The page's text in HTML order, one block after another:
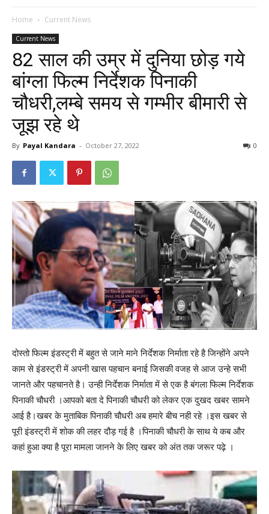
Home Current News
Current News
82 साल की उम्र में दुनिया छोड़ गये
बांग्ला फिल्म निर्देशक पिनाकी
चौधरी,लम्बे समय से गम्भीर बीमारी से
जूझ रहे थे
By Payal Kandara - October 27, 2022 0
दोस्तो फिल्म इंडस्ट्री में बहुत से जाने माने निर्देशक निर्माता रहे है जिन्होंने अपने
काम से इंडस्ट्री में अपनी खास पहचान बनाई जिसकी वजह से आज उन्हे सभी
जानते और पहचानते है। उन्ही निर्देशक निर्माता में से एक है बंगला फिल्म निर्देशक
पिनाकी चौधरी ।आपको बता दे पिनाकी चौधरी को लेकर एक दुखद खबर सामने
आई है।खबर के मुताबिक पिनाकी चौधरी अब हमारे बीच नही रहे ।इस खबर से
पूरी इंडस्ट्री में शोक की लहर दौड़ गई है ।पिनाकी चौधरी के साथ ये कब और
कहां हुआ क्या है पूरा मामला जानने के लिए खबर को अंत तक जरूर पढ़े ।